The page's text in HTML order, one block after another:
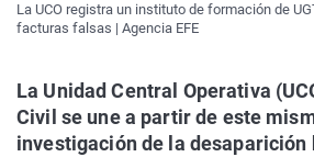
La UCO registra un instituto de formación de
facturas falsas | Agencia EFE
La Unidad Central Operativa
Civil se une a partir de este
investigación de la desaparición